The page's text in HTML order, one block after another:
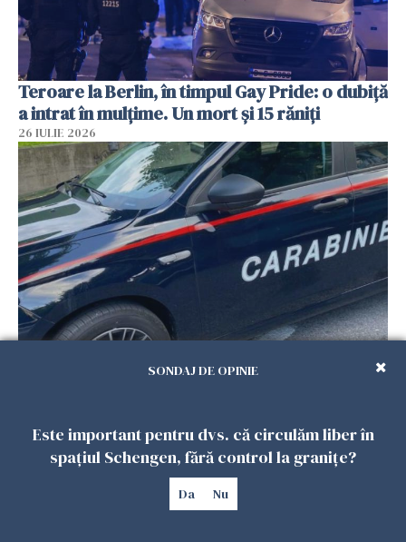
Teroare la Berlin, în timpul Gay Pride: o dubiță
a intrat în mulțime. Un mort și 15 răniți
26 IULIE 2026
Român, în stare critică după ce a intrat într-o
casă din Italia. Proprietarul spune că s-a
SONDAJ DE OPINIE
Este important pentru dvs. că circulăm liber în
spațiul Schengen, fără control la granițe?
Da Nu